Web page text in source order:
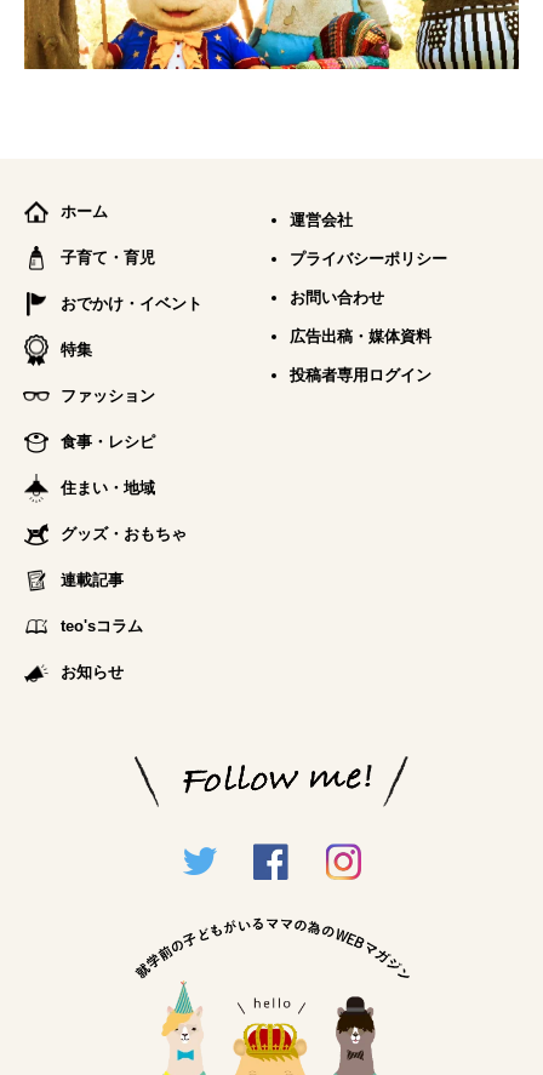
ホーム
子育て・育児
おでかけ・イベント
特集
ファッション
食事・レシピ
住まい・地域
グッズ・おもちゃ
連載記事
teo'sコラム
お知らせ
運営会社
プライバシーポリシー
お問い合わせ
広告出稿・媒体資料
投稿者専用ログイン